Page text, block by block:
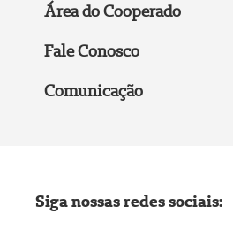
Área do Cooperado
Fale Conosco
Comunicação
Siga nossas redes sociais: